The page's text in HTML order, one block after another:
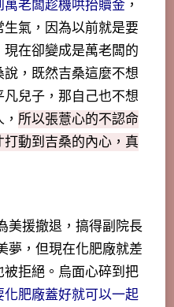
萬老闆趁機哄抬贖金 ，
氣，因為以前就是要
在卻變成是萬老闆的
，既然吉桑這麼不想
兒子，那自己也不想
所以張薏心的不認命
動到吉桑的內心，真
援撤退，搞得副院長
夢，但現在化肥廠就差
拒絕。烏面心碎到把
化肥廠蓋好就可以一起